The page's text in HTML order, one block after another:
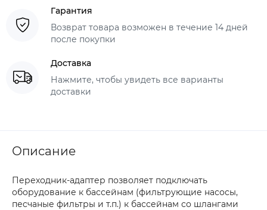
Гарантия
Возврат товара возможен в течение 14 дней
после покупки
Доставка
Нажмите, чтобы увидеть все варианты
доставки
Описание
Переходник-адаптер позволяет подключать
оборудование к бассейнам (фильтрующие насосы,
песчаные фильтры и т.п.) к бассейнам со шлангами